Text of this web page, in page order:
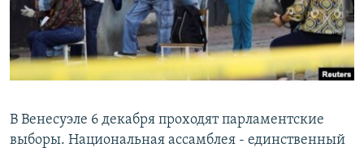
ПОБЕДИТЕЛЕЙ НЕ СУДЯТ?
КРЫМ.НЕПОКОРЕННЫЙ
ПРИСОЕДИНЯЙТЕСЬ!
Все сайты RFE/RL
В Венесуэле 6 декабря проходят парламентские
выборы. Национальная ассамблея - единственный